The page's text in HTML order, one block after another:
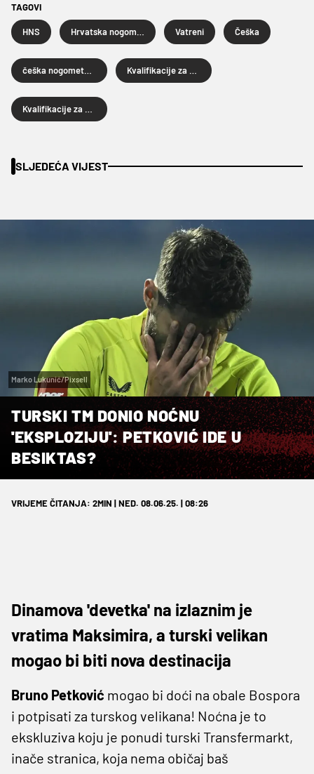
TAGOVI
HNS Vatreni Češka
SLJEDEĆA VIJEST
Marko Lukunić/Pixsell
TURSKI TM DONIO NOĆNU
'EKSPLOZIJU': PETKOVIĆ IDE U
BESIKTAS?
VRIJEME ČITANJA: 2MIN | NED. 08.06.25. | 08:26
Dinamova 'devetka' na izlaznim je
vratima Maksimira, a turski velikan
mogao bi biti nova destinacija
Bruno Petković mogao bi doći na obale Bospora
i potpisati za turskog velikana! Noćna je to
ekskluziva koju je ponudi turski Transfermarkt,
inače stranica, koja nema običaj baš